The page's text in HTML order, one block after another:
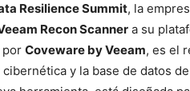
Resilience Summit, la
Recon Scanner a su
por Coveware by Veeam, es el
y la base de datos